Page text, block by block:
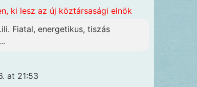
ki lesz az új köztársasági elnök
Fiatal, energetikus, tiszás
at 21:53